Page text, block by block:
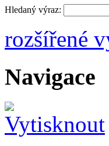
Hledaný výraz:
rozšířené
Navigace